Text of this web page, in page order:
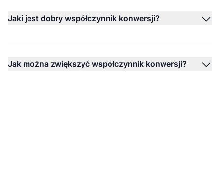
Jaki jest dobry współczynnik konwersji?
Jak można zwiększyć współczynnik konwersji?